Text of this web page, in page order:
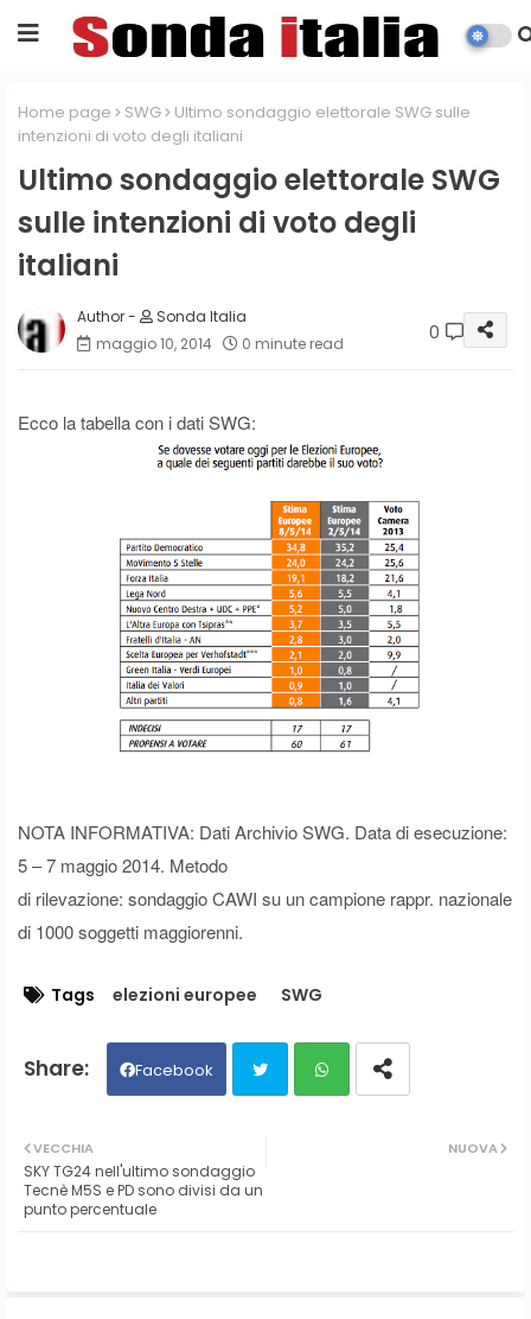
Home page SWG
Ultimo sondaggio elettorale SWG sulle
intenzioni di voto degli italiani
Ultimo sondaggio elettorale SWG
sulle intenzioni di voto degli
italiani
Sonda Italia
maggio 10, 2014
0 minute read 0
Ecco la tabella con i dati SWG:
NOTA INFORMATIVA: Dati Archivio SWG. Data di esecuzione:
5 – 7 maggio 2014. Metodo
di rilevazione: sondaggio CAWI su un campione rappr. nazionale
di 1000 soggetti maggiorenni.
Tags elezioni europee SWG
Facebook
ter
NUOVA
VECCHIA
SKY TG24 nell'ultimo sondaggio
Tecnè M5S e PD sono divisi da un
punto percentuale